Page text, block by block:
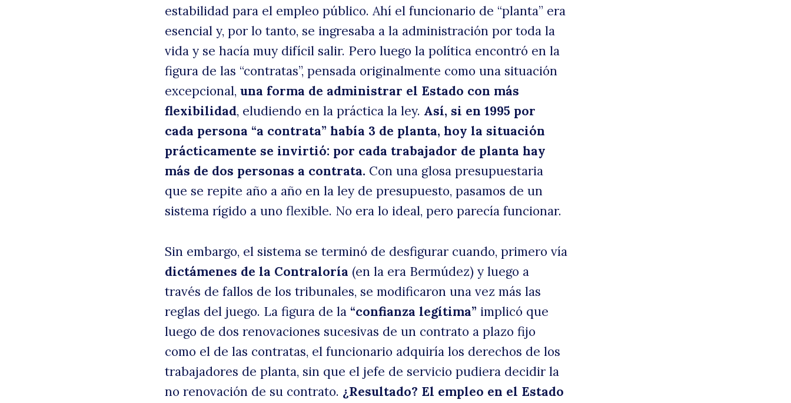
estabilidad para el empleo público. Ahí el funcionario de “planta” era
esencial y, por lo tanto, se ingresaba a la administración por toda la
vida y se hacía muy difícil salir. Pero luego la política encontró en la
figura de las “contratas”, pensada originalmente como una situación
excepcional, una forma de administrar el Estado con más
flexibilidad, eludiendo en la práctica la ley. Así, si en 1995 por
cada persona “a contrata” había 3 de planta, hoy la situación
prácticamente se invirtió: por cada trabajador de planta hay
más de dos personas a contrata. Con una glosa presupuestaria
que se repite año a año en la ley de presupuesto, pasamos de un
sistema rígido a uno flexible. No era lo ideal, pero parecía funcionar.
Sin embargo, el sistema se terminó de desfigurar cuando, primero vía
dictámenes de la Contraloría (en la era Bermúdez) y luego a
través de fallos de los tribunales, se modificaron una vez más las
reglas del juego. La figura de la “confianza legítima” implicó que
luego de dos renovaciones sucesivas de un contrato a plazo fijo
como el de las contratas, el funcionario adquiría los derechos de los
trabajadores de planta, sin que el jefe de servicio pudiera decidir la
no renovación de su contrato. ¿Resultado? El empleo en el Estado